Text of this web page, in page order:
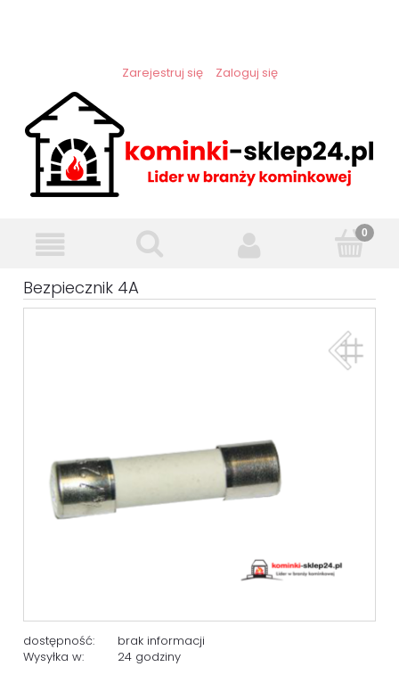
Zarejestruj się Zaloguj się
Bezpiecznik 4A
dostępność:
brak informacji
Wysyłka w:
24 godziny